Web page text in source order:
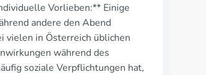
Vorlieben:** Einige
andere den Abend
vielen in Österreich üblichen
während des
soziale Verpflichtungen hat,